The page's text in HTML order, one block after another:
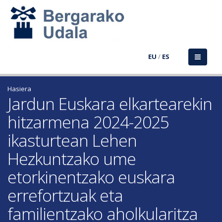
EU / ES
Hasiera
Jardun Euskara elkartearekin
hitzarmena 2024-2025
ikasturtean Lehen
Hezkuntzako ume
etorkinentzako euskara
errefortzuak eta
familientzako aholkularitza